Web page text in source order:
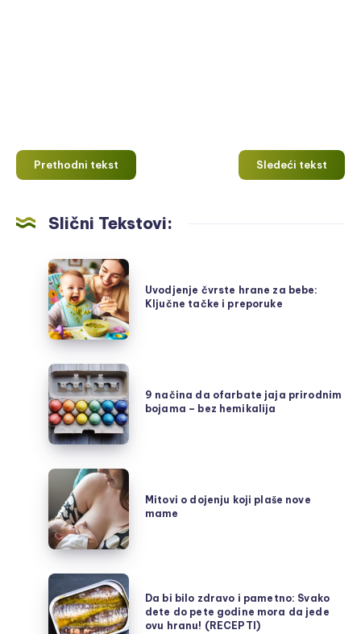
Prethodni tekst Sledeći tekst
Slični Tekstovi:
Uvodjenje
čvrste
hrane
za
bebe:
Ključne
tačke
i
preporuke
Uvodjenje čvrste hrane za bebe:
Ključne tačke i preporuke
9
načina
da
ofarbate
jaja
prirodnim
bojama
–
bez
hemikalija
9 načina da ofarbate jaja prirodnim
bojama – bez hemikalija
Mitovi
dojenju
koji
plaše
nove
mame
Mitovi o dojenju koji plaše nove
mame
Da
bi
bilo
Da bi bilo zdravo i pametno: Svako
dete do pete godine mora da jede
ovu hranu! (RECEPTI)